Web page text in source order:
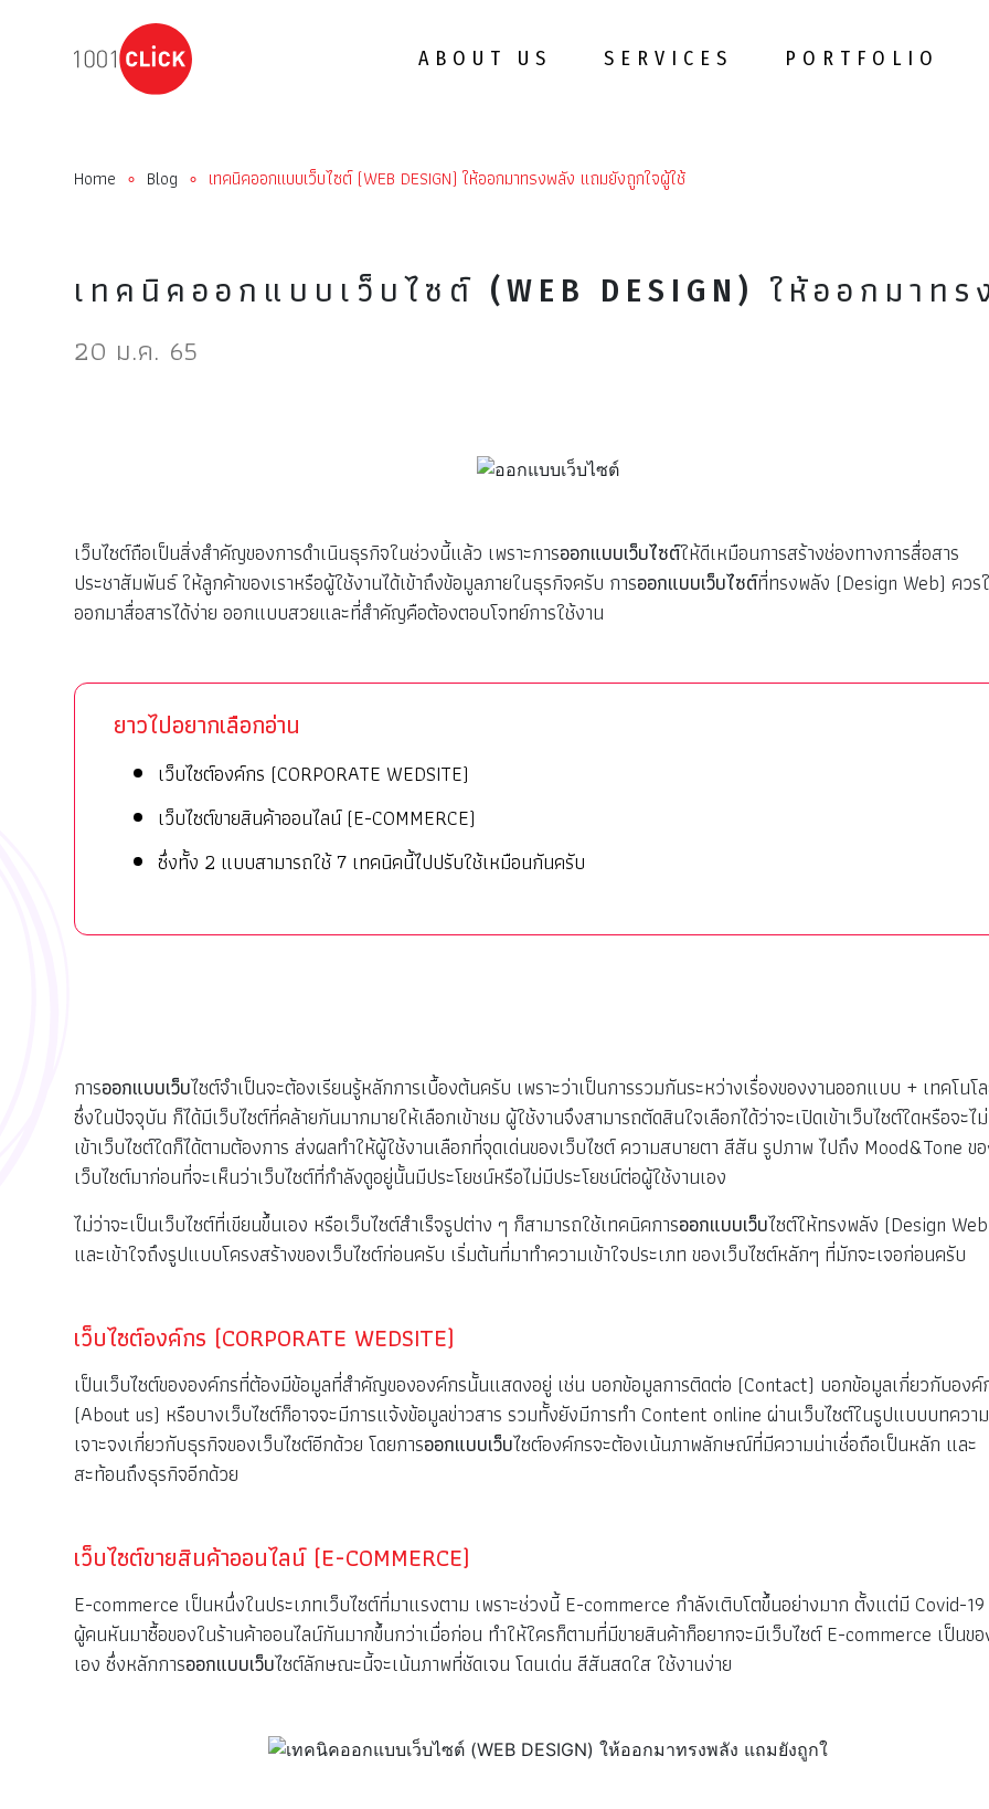
ABOUT US SERVICES PORTFOLIO
Home ∘ Blog ∘ เทคนิคออกแบบเว็บไซต์ (WEB DESIGN) ให้ออกมาทรงพลัง แถมยังถูกใจผู้ใช้
เทคนิคออกแบบเว็บไซต์ (WEB DESIGN) ให้ออกมา
20 ม.ค. 65
เว็บไซต์ถือเป็นสิ่งสำคัญของการดำเนินธุรกิจในช่วงนี้แล้ว เพราะการออกแบบเว็บไซต์ให้ดีเหมือนการสร้างช่องทางการสื่อสาร
ประชาสัมพันธ์ ให้ลูกค้าของเราหรือผู้ใช้งานได้เข้าถึงข้อมูลภายในธุรกิจครับ การออกแบบเว็บไซต์ที่ทรงพลัง (Design Web) ควร
ออกมาสื่อสารได้ง่าย ออกแบบสวยและที่สำคัญคือต้องตอบโจทย์การใช้งาน
ยาวไปอยากเลือกอ่าน
เว็บไซต์องค์กร (CORPORATE WEDSITE)
เว็บไซต์ขายสินค้าออนไลน์ (E-COMMERCE)
ซึ่งทั้ง 2 แบบสามารถใช้ 7 เทคนิคนี้ไปปรับใช้เหมือนกันครับ
การออกแบบเว็บไซต์จำเป็นจะต้องเรียนรู้หลักการเบื้องต้นครับ เพราะว่าเป็นการรวมกันระหว่างเรื่องของงานออกแบบ + เทคโนโ
ซึ่งในปัจจุบัน ก็ได้มีเว็บไซต์ที่คล้ายกันมากมายให้เลือกเข้าชม ผู้ใช้งานจึงสามารถตัดสินใจเลือกได้ว่าจะเปิดเข้าเว็บไซต์ใดหรือจะไ
เข้าเว็บไซต์ใดก็ได้ตามต้องการ ส่งผลทำให้ผู้ใช้งานเลือกที่จุดเด่นของเว็บไซต์ ความสบายตา สีสัน รูปภาพ ไปถึง Mood&Tone ข
เว็บไซต์มาก่อนที่จะเห็นว่าเว็บไซต์ที่กำลังดูอยู่นั้นมีประโยชน์หรือไม่มีประโยชน์ต่อผู้ใช้งานเอง
ไม่ว่าจะเป็นเว็บไซต์ที่เขียนขึ้นเอง หรือเว็บไซต์สำเร็จรูปต่าง ๆ ก็สามารถใช้เทคนิคการออกแบบเว็บไซต์ให้ทรงพลัง (Design
และเข้าใจถึงรูปแบบโครงสร้างของเว็บไซต์ก่อนครับ เริ่มต้นที่มาทำความเข้าใจประเภท ของเว็บไซต์หลักๆ ที่มักจะเจอก่อนครับ
เว็บไซต์องค์กร (CORPORATE WEDSITE)
เป็นเว็บไซต์ขององค์กรที่ต้องมีข้อมูลที่สำคัญขององค์กรนั้นแสดงอยู่ เช่น บอกข้อมูลการติดต่อ (Contact) บอกข้อมูลเกี่ยวกับองค์
(About us) หรือบางเว็บไซต์ก็อาจจะมีการแจ้งข้อมูลข่าวสาร รวมทั้งยังมีการทำ Content online ผ่านเว็บไซต์ในรูปแบบบทควา
เจาะจงเกี่ยวกับธุรกิจของเว็บไซต์อีกด้วย โดยการออกแบบเว็บไซต์องค์กรจะต้องเน้นภาพลักษณ์ที่มีความน่าเชื่อถือเป็นหลัก และ
สะท้อนถึงธุรกิจอีกด้วย
เว็บไซต์ขายสินค้าออนไลน์ (E-COMMERCE)
E-commerce เป็นหนึ่งในประเภทเว็บไซต์ที่มาแรงตาม เพราะช่วงนี้ E-commerce กำลังเติบโตขึ้นอย่างมาก ตั้งแต่มี Covid-19
ผู้คนหันมาซื้อของในร้านค้าออนไลน์กันมากขึ้นกว่าเมื่อก่อน ทำให้ใครก็ตามที่มีขายสินค้าก็อยากจะมีเว็บไซต์ E-commerce เป็นข
เอง ซึ่งหลักการออกแบบเว็บไซต์ลักษณะนี้จะเน้นภาพที่ชัดเจน โดนเด่น สีสันสดใส ใช้งานง่าย